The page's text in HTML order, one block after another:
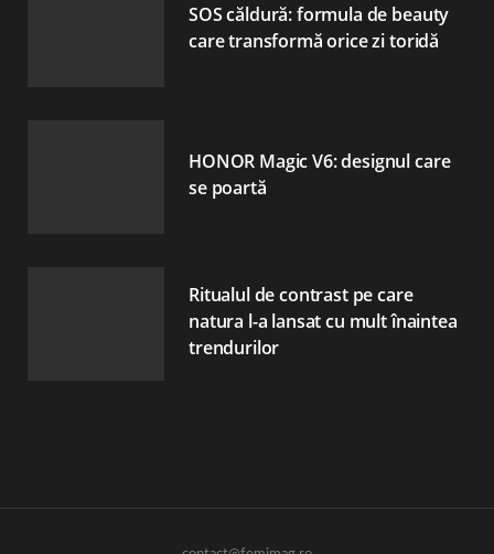
SOS căldură: formula de beauty
care transformă orice zi toridă
HONOR Magic V6: designul care
se poartă
Ritualul de contrast pe care
natura l-a lansat cu mult înaintea
trendurilor